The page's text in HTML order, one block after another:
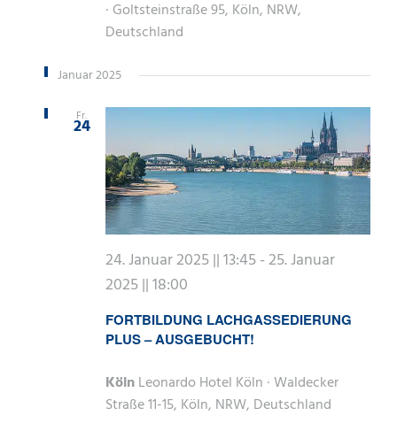
· Goltsteinstraße 95, Köln, NRW,
Deutschland
Januar 2025
Fr.
24
FORTBILDUNG LACHGASSEDIERUNG
PLUS – AUSGEBUCHT!
24. Januar 2025 || 13:45-25. Januar
2025 || 18:00
KölnLeonardo Hotel Köln · Waldecker
Straße 11-15, Köln, NRW, Deutschland